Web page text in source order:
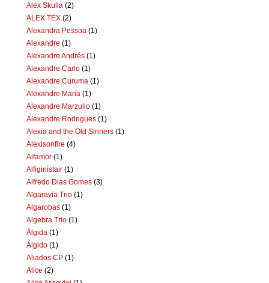
Alex Skulla (2)
ALEX TEX (2)
Alexandra Pessoa (1)
Alexandre (1)
Alexandre Andrés (1)
Alexandre Carlo (1)
Alexandre Curuma (1)
Alexandre María (1)
Alexandre Marzullo (1)
Alexandre Rodrigues (1)
Alexia and the Old Sinners (1)
Alexisonfire (4)
Alfamor (1)
Alfiginistair (1)
Alfredo Dias Gomes (3)
Algaravia Trio (1)
Algarobas (1)
Algebra Trio (1)
Álgida (1)
Álgido (1)
Aliados CP (1)
Alice (2)